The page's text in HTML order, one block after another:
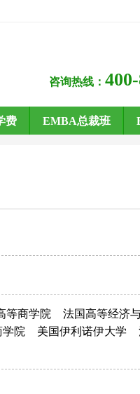
咨询热线：
费 EMBA总裁班
等商学院 法国高等经济
学院 美国伊利诺伊大学